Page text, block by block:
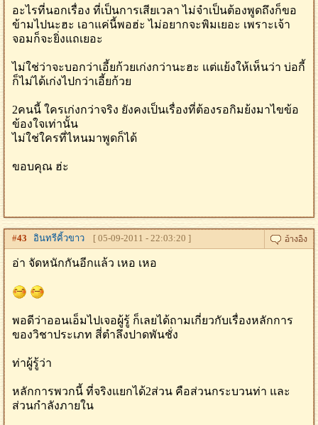
อะไรที่นอกเรื่อง ที่เป็นการเสียเวลา ไม่จำเป็นต้องพูดถึงก็ขอ
ข้ามไปนะฮะ เอาแค่นี้พอฮ่ะ ไม่อยากจะพิมเยอะ เพราะเจ้า
จอมก็จะยิ่งแถเยอะ
ไม่ใช่ว่าจะบอกว่าเอี้ยก้วยเก่งกว่านะฮะ แต่แย้งให้เห็นว่า บ่อกี้
ก็ไม่ได้เก่งไปกว่าเอี้ยก้วย
2คนนี้ ใครเก่งกว่าจริง ยังคงเป็นเรื่องที่ต้องรอกิมย้งมาไขข้อ
ข้องใจเท่านั้น
ไม่ใช่ใครที่ไหนมาพูดก็ได้
ขอบคุณ ฮ่ะ
#43 อินทรีคิ้วขาว [ 05-09-2011 - 22:03:20 ]
อ่า จัดหนักกันอีกแล้ว เหอ เหอ
พอดีว่าออนเอ็มไปเจอผู้รู้ ก็เลยได้ถามเกี่ยวกับเรื่องหลักการ
ของวิชาประเภท สี่ตำลึงปาดพันชั่ง
ท่าผู้รู้ว่า
หลักการพวกนี้ ที่จริงแยกได้2ส่วน คือส่วนกระบวนท่า และ
ส่วนกำลังภายใน